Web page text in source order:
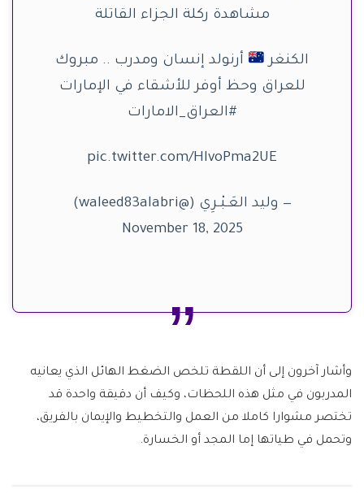
مشاهدة ركلة الجزاء القاتلة
الكنغر
أرنولد إنسان ومدرب .. مبروك
للعراق وحظ أوفر للأشقاء في الإمارات
#العراق_الامارات
pic.twitter.com/HlvoPma2UE
— وليد العَـبْـرِي (@waleed83alabri)
November 18, 2025
وأشار آخرون إلى أن اللقطة تلخص الضغط الهائل الذي يعانيه
المدربون في مثل هذه اللحظات، وكيف أن دقيقة واحدة قد
تختصر مشوارا كاملا من العمل والتخطيط والإيمان بالفريق،
وتحمل في طياتها إما المجد أو الخسارة.